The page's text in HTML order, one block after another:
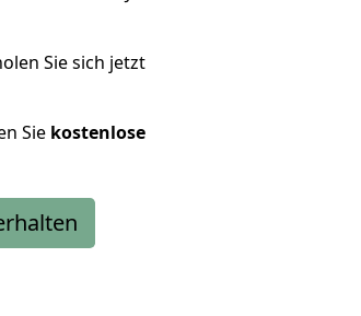
Sie sich jetzt
Sie kostenlose